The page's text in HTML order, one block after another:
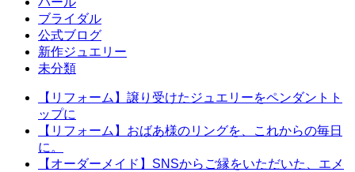
ブライダル
公式ブログ
新作ジュエリー
未分類
【リフォーム】譲り受けたジュエリーをペンダントト
ップに
【リフォーム】おばあ様のリングを、これからの毎日
に。
【オーダーメイド】SNSからご縁をいただいた、エメ